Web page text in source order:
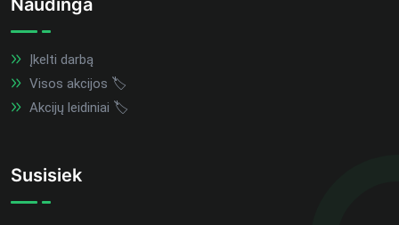
Naudinga
Įkelti darbą
Visos akcijos 🏷️
Akcijų leidiniai 🏷️
Susisiek